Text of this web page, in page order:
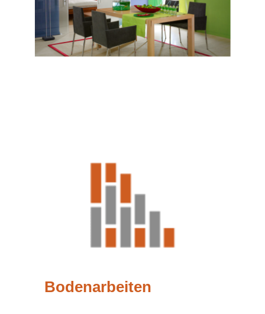
Bodenarbeiten